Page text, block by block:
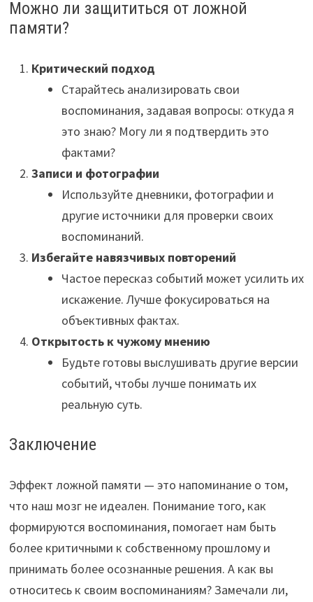
Можно ли защититься от ложной
памяти?
Критический подход
Старайтесь анализировать свои
воспоминания, задавая вопросы: откуда я
это знаю? Могу ли я подтвердить это
фактами?
Записи и фотографии
Используйте дневники, фотографии и
другие источники для проверки своих
воспоминаний.
Избегайте навязчивых повторений
Частое пересказ событий может усилить их
искажение. Лучше фокусироваться на
объективных фактах.
Открытость к чужому мнению
Будьте готовы выслушивать другие версии
событий, чтобы лучше понимать их
реальную суть.
Заключение
Эффект ложной памяти — это напоминание о том,
что наш мозг не идеален. Понимание того, как
формируются воспоминания, помогает нам быть
более критичными к собственному прошлому и
принимать более осознанные решения. А как вы
относитесь к своим воспоминаниям? Замечали ли,